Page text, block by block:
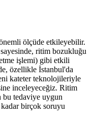
ölçüde etkileyebilir.
ritim bozukluğu
işlemi) gibi etkili
özellikle İstanbul'da
kateter teknolojileriyle
inceleyeceğiz. Ritim
bu tedaviye uygun
birçok soruyu